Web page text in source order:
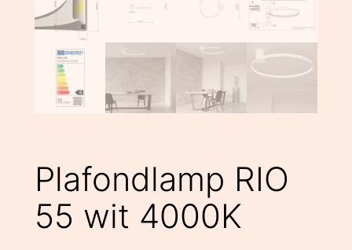
Plafondlamp RIO
55 wit 4000K